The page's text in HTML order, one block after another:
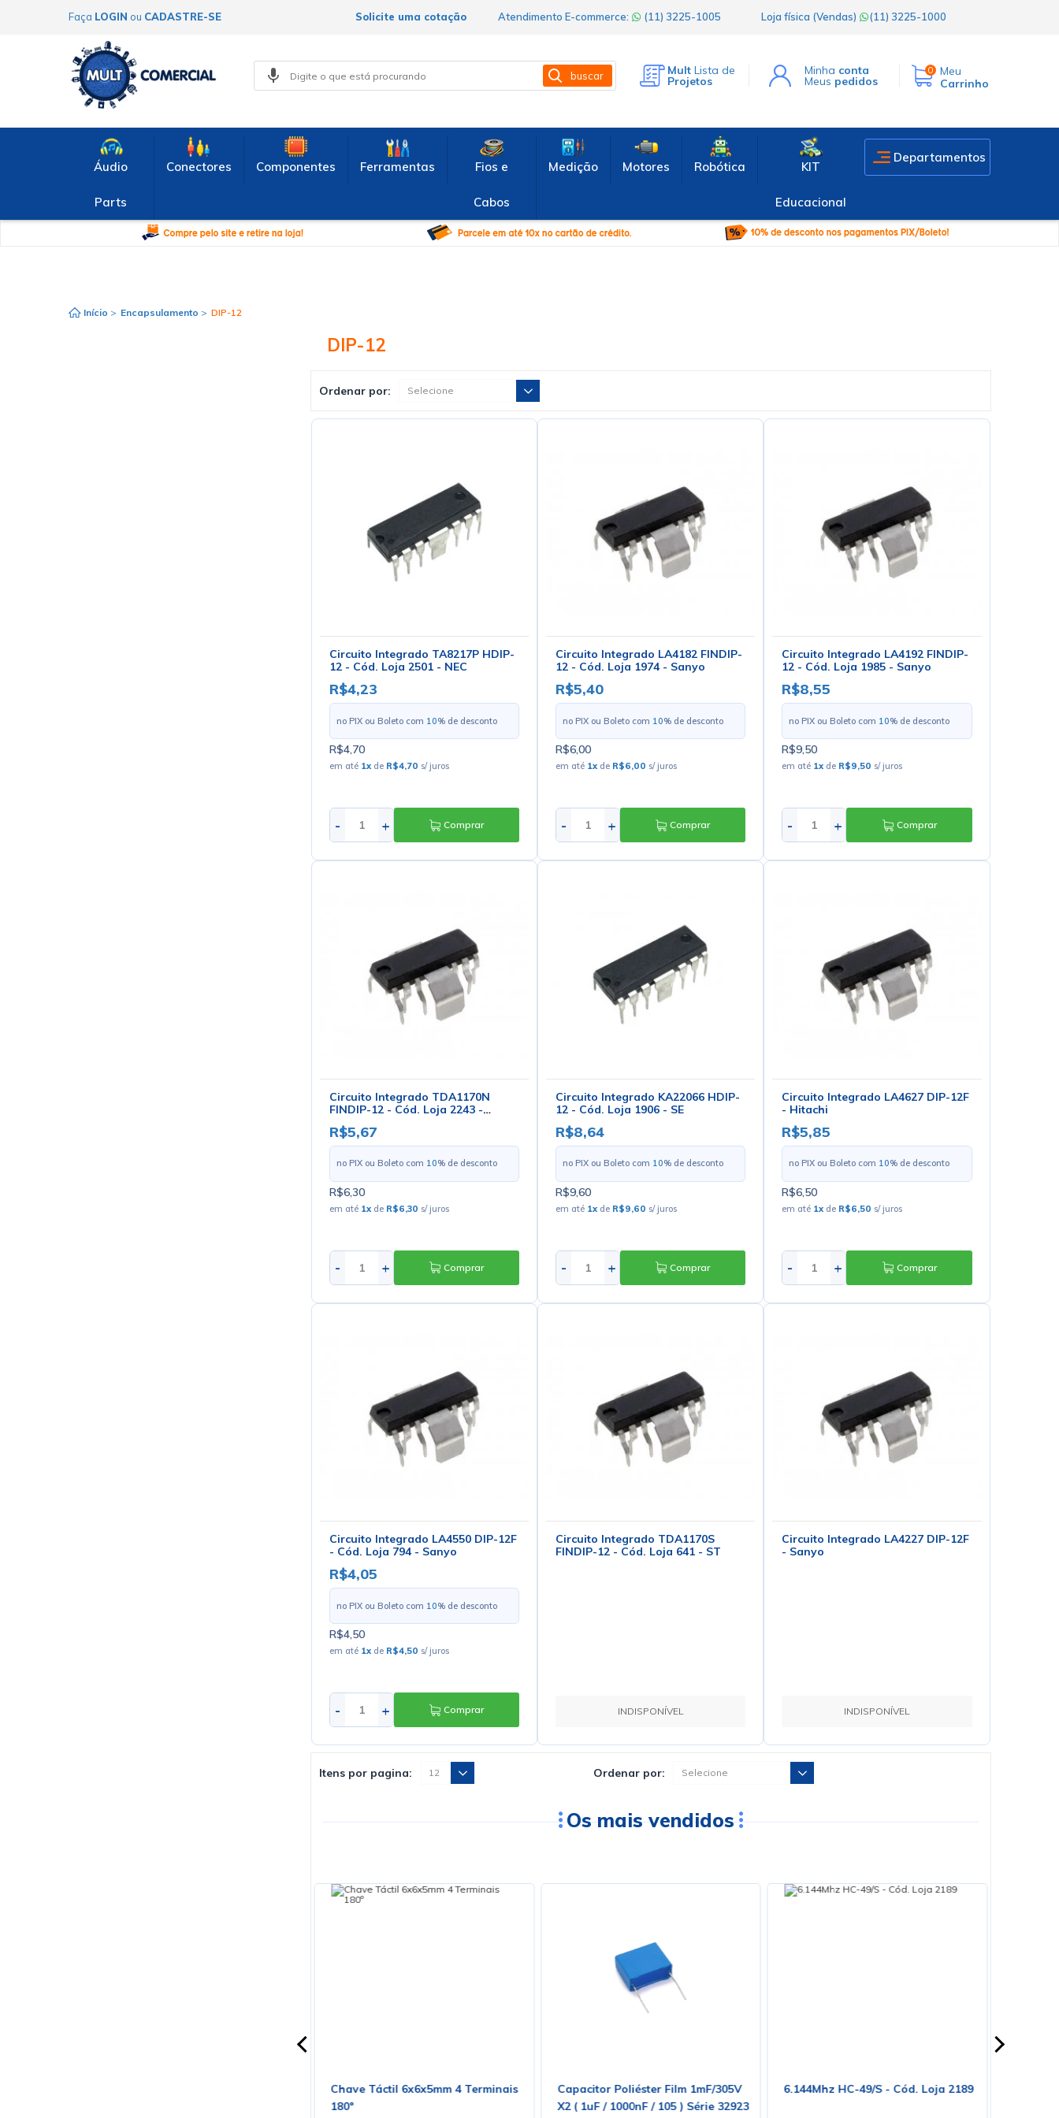
Faça LOGIN ou CADASTRE-SE Atendimento E-commerce: (11) 3225-1005 Loja física (Vendas) (11) 3225-1000
Solicite uma cotação
buscar Mult Lista de
Projetos
Minha conta
Meus pedidos
0
Meu
Carrinho
Áudio
Parts
Conectores Componentes Ferramentas Fios e
Cabos
Medição Motores Robótica KIT
Educacional
Departamentos
Início > Encapsulamento > DIP-12
DIP-12
Ordenar por:
Circuito Integrado TA8217P HDIP-
12 - Cód. Loja 2501 - NEC
R$4,23
no PIX ou Boleto com 10% de desconto
R$4,70
em até 1xde R$4,70 s/ juros
- + Comprar
Circuito Integrado LA4182 FINDIP-
12 - Cód. Loja 1974 - Sanyo
R$5,40
no PIX ou Boleto com 10% de desconto
R$6,00
em até 1xde R$6,00 s/ juros
- + Comprar
Circuito Integrado LA4192 FINDIP-
12 - Cód. Loja 1985 - Sanyo
R$8,55
no PIX ou Boleto com 10% de desconto
R$9,50
em até 1x de R$9,50 s/ juros
- + Comprar
Circuito Integrado TDA1170N
FINDIP-12 - Cód. Loja 2243 -
Philips
R$5,67
no PIX ou Boleto com 10% de desconto
R$6,30
em até 1xde R$6,30 s/ juros
- + Comprar
Circuito Integrado KA22066 HDIP-
12 - Cód. Loja 1906 - SE
R$8,64
no PIX ou Boleto com 10% de desconto
R$9,60
em até 1xde R$9,60 s/ juros
- + Comprar
Circuito Integrado LA4627 DIP-12F
- Hitachi
R$5,85
no PIX ou Boleto com 10% de desconto
R$6,50
em até 1x de R$6,50 s/ juros
- + Comprar
Circuito Integrado LA4550 DIP-12F
- Cód. Loja 794 - Sanyo
R$4,05
no PIX ou Boleto com 10% de desconto
R$4,50
em até 1xde R$4,50 s/ juros
- + Comprar
Circuito Integrado TDA1170S
FINDIP-12 - Cód. Loja 641 - ST
INDISPONÍVEL
Circuito Integrado LA4227 DIP-12F
- Sanyo
INDISPONÍVEL
Itens por pagina: Ordenar por:
Os mais vendidos
Chave Táctil 6x6x5mm 4 Terminais
180º
Capacitor Poliéster Film 1mF/305V
X2 ( 1uF / 1000nF / 105 ) Série 32923
6.144Mhz HC-49/S - Cód. Loja 2189